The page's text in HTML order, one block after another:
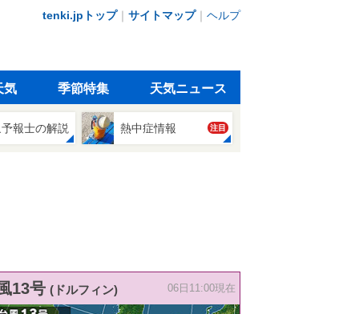
tenki.jpトップ｜ サイトマップ｜ ヘルプ
気 季節特集 天気ニュース
報士の解説 熱中症情報 注目
13号 (ドルフィン) 06日11:00現在